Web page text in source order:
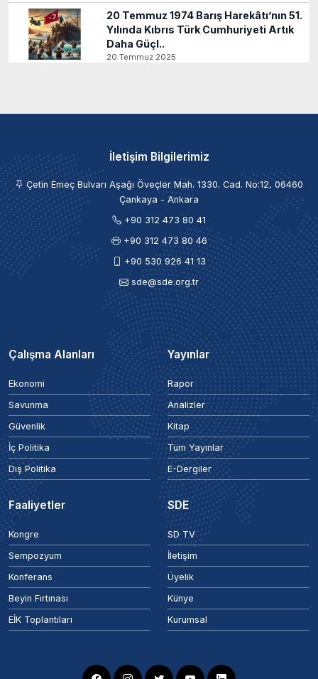
20 Temmuz 1974 Barış Harekâtı’nın 51.
Yılında Kıbrıs Türk Cumhuriyeti Artık
Daha Güçl..
20 Temmuz 2025
İletişim Bilgilerimiz
Çetin Emeç Bulvarı Aşağı Öveçler Mah. 1330. Cad. No:12, 06460
Çankaya - Ankara
+90 312 473 80 41
+90 312 473 80 46
+90 530 926 41 13
sde@sde.org.tr
Çalışma Alanları
Ekonomi
Savunma
Güvenlik
İç Politika
Dış Politika
Yayınlar
Rapor
Analizler
Kitap
Tüm Yayınlar
E-Dergiler
Faaliyetler
Kongre
Sempozyum
Konferans
Beyin Fırtınası
EİK Toplantıları
SDE
SD TV
İletişim
Üyelik
Künye
Kurumsal